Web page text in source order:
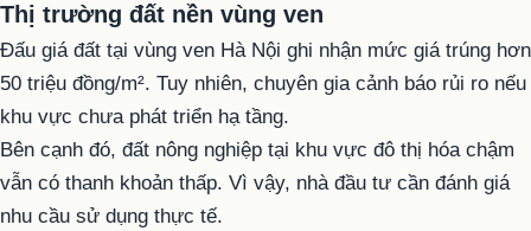
Thị trường đất nền vùng ven
Đấu giá đất tại vùng ven Hà Nội ghi nhận mức giá trúng hơn
50 triệu đồng/m². Tuy nhiên, chuyên gia cảnh báo rủi ro nếu
khu vực chưa phát triển hạ tầng.
Bên cạnh đó, đất nông nghiệp tại khu vực đô thị hóa chậm
vẫn có thanh khoản thấp. Vì vậy, nhà đầu tư cần đánh giá
nhu cầu sử dụng thực tế.